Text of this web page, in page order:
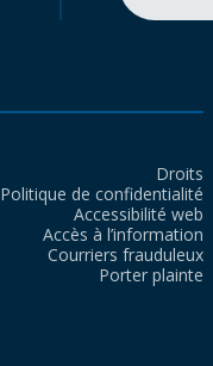
Droits
Politique de confidentialité
Accessibilité web
Accès à l’information
Courriers frauduleux
Porter plainte